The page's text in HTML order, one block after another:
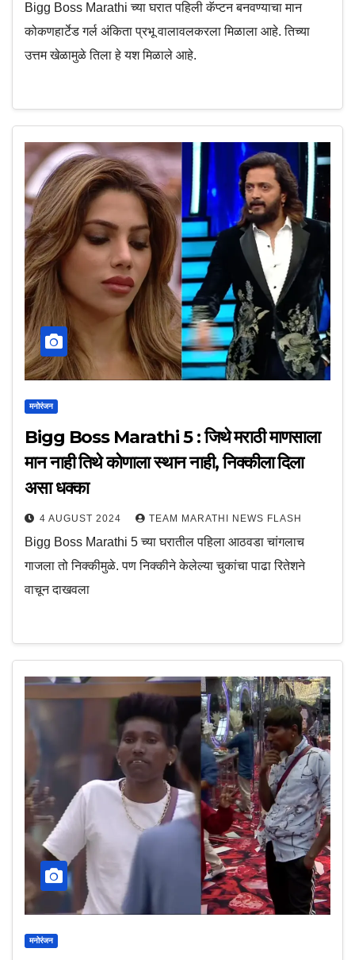
Bigg Boss Marathi च्या घरात पहिली कॅप्टन बनवण्याचा मान
कोकणहार्टेड गर्ल अंकिता प्रभू वालावलकरला मिळाला आहे. तिच्या
उत्तम खेळामुळे तिला हे यश मिळाले आहे.
मनोरंजन
Bigg Boss Marathi 5 : जिथे मराठी माणसाला
मान नाही तिथे कोणाला स्थान नाही, निक्कीला दिला
असा धक्का
4 AUGUST 2024 TEAM MARATHI NEWS FLASH
Bigg Boss Marathi 5 च्या घरातील पहिला आठवडा चांगलाच
गाजला तो निक्कीमुळे. पण निक्कीने केलेल्या चुकांचा पाढा रितेशने
वाचून दाखवला
मनोरंजन